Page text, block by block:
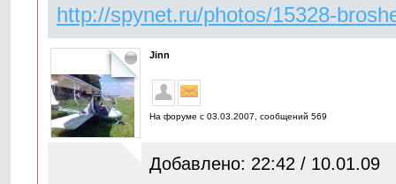
http://spynet.ru/photos/15328-
Jinn
На форуме с 03.03.2007, cообщений 569
Добавлено: 22:42 / 10.01.09